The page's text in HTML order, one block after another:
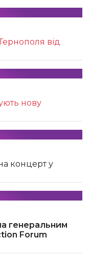
від
нову
концерт у
генеральним
Forum